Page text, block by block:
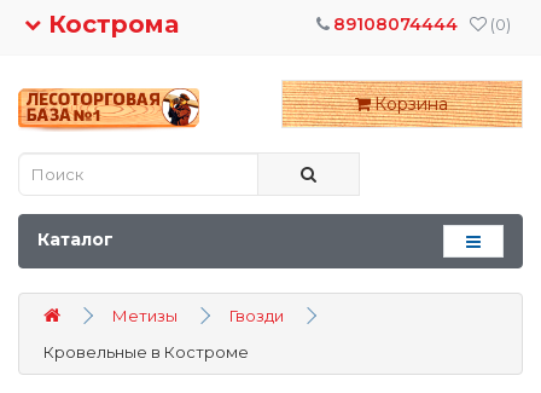
Кострома (0)
89108074444
Корзина
Каталог
Метизы
Гвозди
Кровельные в Костроме